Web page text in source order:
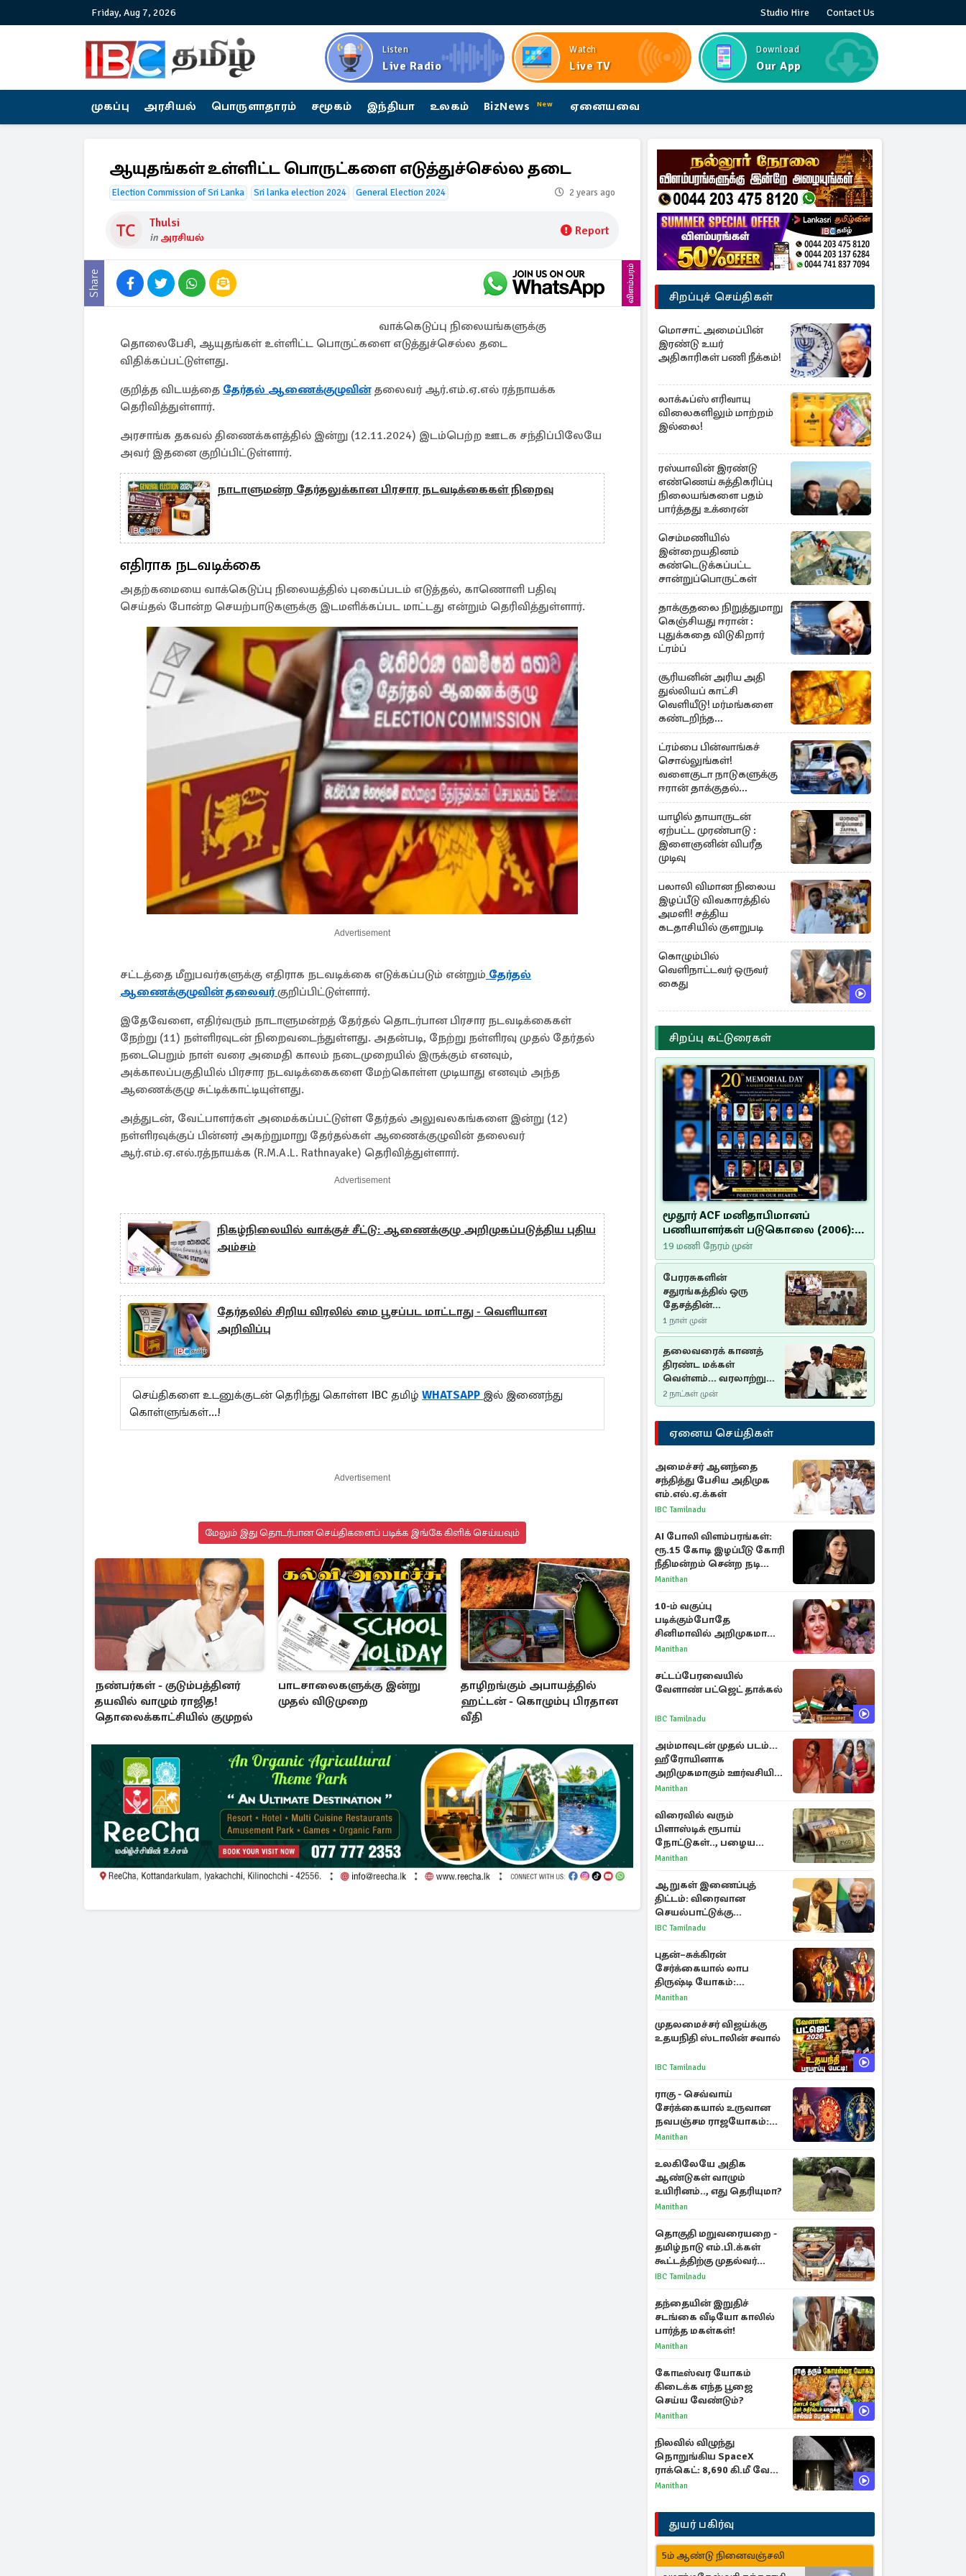
Friday, Aug 7, 2026 Studio Hire Contact Us
Listen
Live Radio
Watch
Live TV
Download
Our App
முகப்பு அரசியல் பொருளாதாரம் சமூகம் இந்தியா உலகம் BizNews New ஏனையவை
ஆயுதங்கள் உள்ளிட்ட பொருட்களை எடுத்துச்செல்ல தடை
Election Commission of Sri Lanka Sri lanka election 2024 General Election 2024 2 years ago
Thulsi
in அரசியல் Report
Share விளம்பரம்
வாக்கெடுப்பு நிலையங்களுக்கு
தொலைபேசி, ஆயுதங்கள் உள்ளிட்ட பொருட்களை எடுத்துச்செல்ல தடை
விதிக்கப்பட்டுள்ளது.
குறித்த விடயத்தை தேர்தல் ஆணைக்குழுவின்தலைவர் ஆர்.எம்.ஏ.எல் ரத்நாயக்க
தெரிவித்துள்ளார்.
அரசாங்க தகவல் திணைக்களத்தில் இன்று (12.11.2024) இடம்பெற்ற ஊடக சந்திப்பிலேயே
அவர் இதனை குறிப்பிட்டுள்ளார்.
நாடாளுமன்ற தேர்தலுக்கான பிரசார நடவடிக்கைகள் நிறைவு
எதிராக நடவடிக்கை
அதற்கமையை வாக்கெடுப்பு நிலையத்தில் புகைப்படம் எடுத்தல், காணொளி பதிவு
செய்தல் போன்ற செயற்பாடுகளுக்கு இடமளிக்கப்பட மாட்டது என்றும் தெரிவித்துள்ளார்.
Advertisement
சட்டத்தை மீறுபவர்களுக்கு எதிராக நடவடிக்கை எடுக்கப்படும் என்றும் தேர்தல்
ஆணைக்குழுவின் தலைவர்குறிப்பிட்டுள்ளார்.
இதேவேளை, எதிர்வரும் நாடாளுமன்றத் தேர்தல் தொடர்பான பிரசார நடவடிக்கைகள்
நேற்று (11) நள்ளிரவுடன் நிறைவடைந்துள்ளது. அதன்படி, நேற்று நள்ளிரவு முதல் தேர்தல்
நடைபெறும் நாள் வரை அமைதி காலம் நடைமுறையில் இருக்கும் எனவும்,
அக்காலப்பகுதியில் பிரசார நடவடிக்கைகளை மேற்கொள்ள முடியாது எனவும் அந்த
ஆணைக்குழு சுட்டிக்காட்டியுள்ளது.
அத்துடன், வேட்பாளர்கள் அமைக்கப்பட்டுள்ள தேர்தல் அலுவலகங்களை இன்று (12)
நள்ளிரவுக்குப் பின்னர் அகற்றுமாறு தேர்தல்கள் ஆணைக்குழுவின் தலைவர்
ஆர்.எம்.ஏ.எல்.ரத்நாயக்க (R.M.A.L. Rathnayake) தெரிவித்துள்ளார்.
Advertisement
நிகழ்நிலையில் வாக்குச் சீட்டு: ஆணைக்குழு அறிமுகப்படுத்திய புதிய
அம்சம்
தேர்தலில் சிறிய விரலில் மை பூசப்பட மாட்டாது - வெளியான
அறிவிப்பு
செய்திகளை உடனுக்குடன் தெரிந்து கொள்ள IBC தமிழ் WHATSAPP இல் இணைந்து
கொள்ளுங்கள்...!
Advertisement
மேலும் இது தொடர்பான செய்திகளைப் படிக்க இங்கே கிளிக் செய்யவும்
நண்பர்கள் - குடும்பத்தினர்
தயவில் வாழும் ராஜித!
தொலைக்காட்சியில் குமுறல்
பாடசாலைகளுக்கு இன்று
முதல் விடுமுறை
தாழிறங்கும் அபாயத்தில்
ஹட்டன் - கொழும்பு பிரதான
வீதி
சிறப்புச் செய்திகள்
மொசாட் அமைப்பின்
இரண்டு உயர்
அதிகாரிகள் பணி நீக்கம்!
லாக்ஃப்ஸ் எரிவாயு
விலைகளிலும் மாற்றம்
இல்லை!
ரஸ்யாவின் இரண்டு
எண்ணெய் சுத்திகரிப்பு
நிலையங்களை பதம்
பார்த்தது உக்ரைன்
செம்மணியில்
இன்றையதினம்
கண்டெடுக்கப்பட்ட
சான்றுப்பொருட்கள்
தாக்குதலை நிறுத்துமாறு
கெஞ்சியது ஈரான் :
புதுக்கதை விடுகிறார்
ட்ரம்ப்
சூரியனின் அரிய அதி
துல்லியப் காட்சி
வெளியீடு! மர்மங்களை
கண்டறிந்த
விஞ்ஞானிகள்
ட்ரம்பை பின்வாங்கச்
சொல்லுங்கள்!
வளைகுடா நாடுகளுக்கு
ஈரான் தாக்குதல்
எச்சரிக்கை
யாழில் தாயாருடன்
ஏற்பட்ட முரண்பாடு :
இளைஞனின் விபரீத
முடிவு
பலாலி விமான நிலைய
இழப்பீடு விவகாரத்தில்
அமளி! சத்திய
கடதாசியில் குளறுபடி
கொழும்பில்
வெளிநாட்டவர் ஒருவர்
கைது
சிறப்பு கட்டுரைகள்
மூதூர் ACF மனிதாபிமானப்
பணியாளர்கள் படுகொலை (2006):
20 ஆண்டுகளாகியும் நீதி
மறுக்கப்பட்ட மனிதாபிமானப்
பேரவலம்
19 மணி நேரம் முன்
பேரரசுகளின்
சதுரங்கத்தில் ஒரு
தேசத்தின்
தீர்க்கதரிசனம் :
சுதுமலை பிரகடனம்
ஒரு வரலாற்றுப் பாடம்
1 நாள் முன்
தலைவரைக் காணத்
திரண்ட மக்கள்
வெள்ளம்... வரலாற்றுச்
சிறப்புமிக்க சுதுமலைப்
பிரகடனம்…
2 நாட்கள் முன்
ஏனைய செய்திகள்
அமைச்சர் ஆனந்தை
சந்தித்து பேசிய அதிமுக
எம்.எல்.ஏ.க்கள்
IBC Tamilnadu
AI போலி விளம்பரங்கள்:
ரூ.15 கோடி இழப்பீடு கோரி
நீதிமன்றம் சென்ற நடிகை
ஸ்ருதி ஹாசன்!
Manithan
10-ம் வகுப்பு
படிக்கும்போதே
சினிமாவில் அறிமுகமான
த்ரிஷா! உண்மையை
காந்தி
Manithan
சட்டப்பேரவையில்
வேளாண் பட்ஜெட் தாக்கல்
IBC Tamilnadu
அம்மாவுடன் முதல் படம்...
ஹீரோயினாக
அறிமுகமாகும் ஊர்வசியின்
மகள் தேஜலட்சுமி!
Manithan
விரைவில் வரும்
பிளாஸ்டிக் ரூபாய்
நோட்டுகள்.., பழைய
காகித நோட்டுகள்
Manithan
ஆறுகள் இணைப்புத்
திட்டம்: விரைவான
செயல்பாட்டுக்கு
பிரதமருக்கு முதலமைச்சர்
IBC Tamilnadu
புதன்–சுக்கிரன்
சேர்க்கையால் லாப
திருஷ்டி யோகம்:
அதிர்ஷ்டம் பெறும் டாப் 3
Manithan
முதலமைச்சர் விஜய்க்கு
உதயநிதி ஸ்டாலின் சவால்
IBC Tamilnadu
ராகு - செவ்வாய்
சேர்க்கையால் உருவான
நவபஞ்சம ராஜயோகம்:
அதிர்ஷ்டம் பெறும் 3
Manithan
உலகிலேயே அதிக
ஆண்டுகள் வாழும்
உயிரினம்.., எது தெரியுமா?
Manithan
தொகுதி மறுவரையறை -
தமிழ்நாடு எம்.பி.க்கள்
கூட்டத்திற்கு முதல்வர்
விஜய் அழைப்பு
IBC Tamilnadu
தந்தையின் இறுதிச்
சடங்கை வீடியோ காலில்
பார்த்த மகள்கள்!
Manithan
கோடீஸ்வர யோகம்
கிடைக்க எந்த பூஜை
செய்ய வேண்டும்?
Manithan
நிலவில் விழுந்து
நொறுங்கிய SpaceX
ராக்கெட்: 8,690 கி.மீ வேக
மோதலால் உருவான புதிய
Manithan
துயர் பகிர்வு
5ம் ஆண்டு நினைவஞ்சலி